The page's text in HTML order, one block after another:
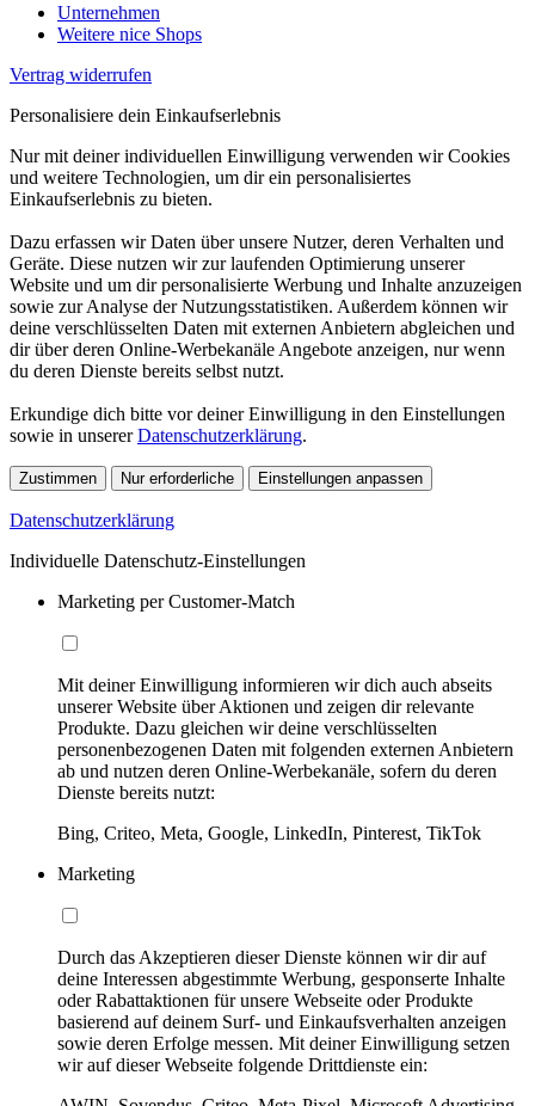
Unternehmen
Weitere nice Shops
Vertrag widerrufen
Personalisiere dein Einkaufserlebnis
Nur mit deiner individuellen Einwilligung verwenden wir Cookies
und weitere Technologien, um dir ein personalisiertes
Einkaufserlebnis zu bieten.
Dazu erfassen wir Daten über unsere Nutzer, deren Verhalten und
Geräte. Diese nutzen wir zur laufenden Optimierung unserer
Website und um dir personalisierte Werbung und Inhalte anzuzeigen
sowie zur Analyse der Nutzungsstatistiken. Außerdem können wir
deine verschlüsselten Daten mit externen Anbietern abgleichen und
dir über deren Online-Werbekanäle Angebote anzeigen, nur wenn
du deren Dienste bereits selbst nutzt.
Erkundige dich bitte vor deiner Einwilligung in den Einstellungen
sowie in unsererDatenschutzerklärung.
Zustimmen Nur erforderliche Einstellungen anpassen
Datenschutzerklärung
Individuelle Datenschutz-Einstellungen
Marketing per Customer-Match
Mit deiner Einwilligung informieren wir dich auch abseits
unserer Website über Aktionen und zeigen dir relevante
Produkte. Dazu gleichen wir deine verschlüsselten
personenbezogenen Daten mit folgenden externen Anbietern
ab und nutzen deren Online-Werbekanäle, sofern du deren
Dienste bereits nutzt:
Bing, Criteo, Meta, Google, LinkedIn, Pinterest, TikTok
Marketing
Durch das Akzeptieren dieser Dienste können wir dir auf
deine Interessen abgestimmte Werbung, gesponserte Inhalte
oder Rabattaktionen für unsere Webseite oder Produkte
basierend auf deinem Surf- und Einkaufsverhalten anzeigen
sowie deren Erfolge messen. Mit deiner Einwilligung setzen
wir auf dieser Webseite folgende Drittdienste ein: